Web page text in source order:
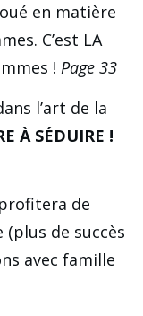
en matière
C’est LA
! Page 33
l’art de la
À SÉDUIRE !
de
(plus de succès
avec famille